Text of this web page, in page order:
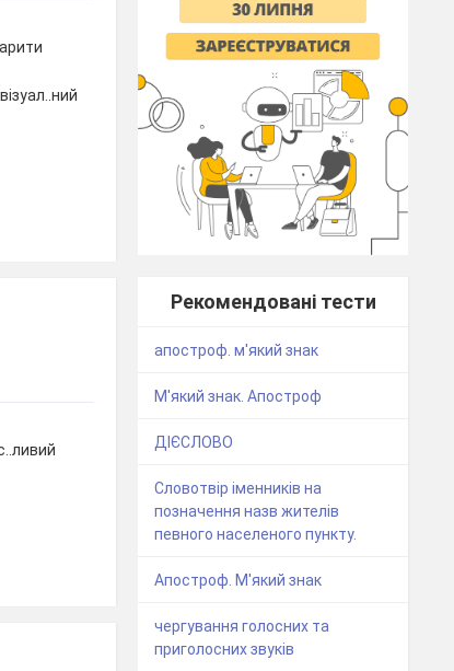
Рекомендовані тести
апостроф. м'який знак
М'який знак. Апостроф
ДІЄСЛОВО
Словотвір іменників на
позначення назв жителів
певного населеного пункту.
Апостроф. М'який знак
чергування голосних та
приголосних звуків